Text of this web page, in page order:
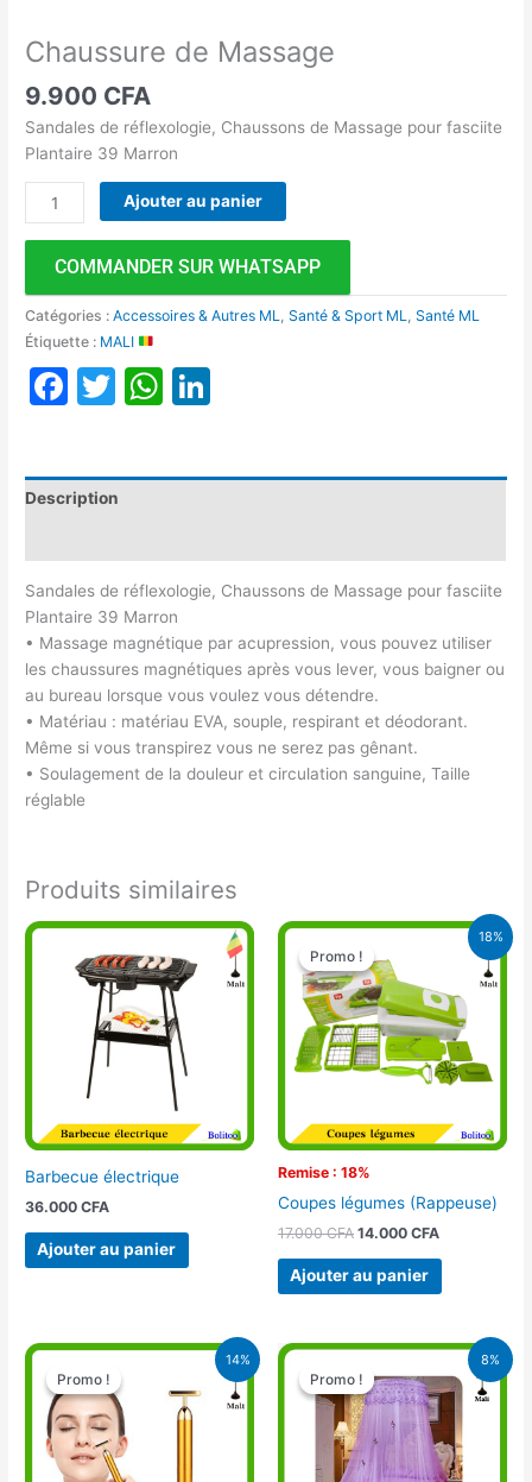
Chaussure de Massage
9.900 CFA
Sandales de réflexologie, Chaussons de Massage pour fasciite
Plantaire 39 Marron
Ajouter au panier
COMMANDER SUR WHATSAPP
Catégories :Accessoires & Autres ML,Santé & Sport ML,Santé ML
Étiquette : MALI
Facebook
TwitterWhatsApp
Description
Sandales de réflexologie, Chaussons de Massage pour fasciite
Plantaire 39 Marron
• Massage magnétique par acupression, vous pouvez utiliser
les chaussures magnétiques après vous lever, vous baigner ou
au bureau lorsque vous voulez vous détendre.
• Matériau : matériau EVA, souple, respirant et déodorant.
Même si vous transpirez vous ne serez pas gênant.
• Soulagement de la douleur et circulation sanguine, Taille
réglable
Produits similaires
Barbecue électrique
36.000CFA
Ajouter au panier
18%
Promo !
Remise : 18%
Promo !
Coupes légumes (Rappeuse)
17.000CFA
Le
prix
initial
était :
17.000 CFA.
14.000 CFA
Le
14.000 CFA.
Ajouter au panier
14%
Promo !
Promo !
Le
prix
initial
était :
11.000 CFA.
Le
actuel
est :
8%
Promo !
Promo !
Le
prix
initial
était :
16.900 CFA.
Le
prix
actuel
15.500 CFA.